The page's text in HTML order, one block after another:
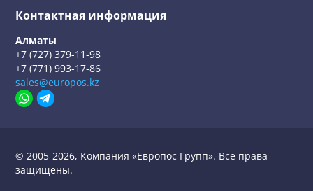
Контактная информация
Алматы
+7 (727) 379-11-98
+7 (771) 993-17-86
sales@europos.kz
© 2005-2026, Компания «Европос Групп». Все права
защищены.